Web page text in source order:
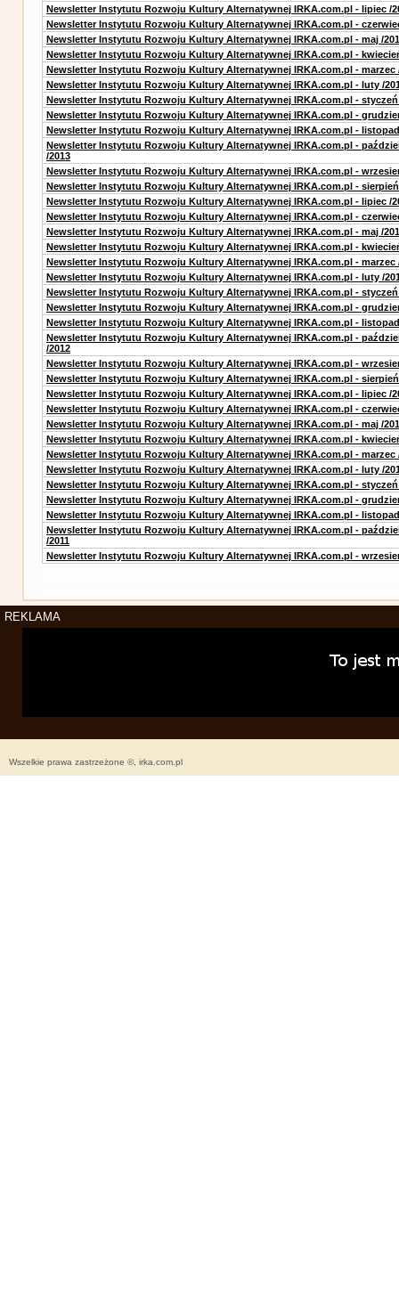
Newsletter Instytutu Rozwoju Kultury Alternatywnej IRKA.com.pl - lipiec /
Newsletter Instytutu Rozwoju Kultury Alternatywnej IRKA.com.pl -
Newsletter Instytutu Rozwoju Kultury Alternatywnej IRKA.com.pl - maj /
Newsletter Instytutu Rozwoju Kultury Alternatywnej IRKA.com.pl -
Newsletter Instytutu Rozwoju Kultury Alternatywnej IRKA.com.pl - marzec
Newsletter Instytutu Rozwoju Kultury Alternatywnej IRKA.com.pl - luty /
Newsletter Instytutu Rozwoju Kultury Alternatywnej IRKA.com.pl - styczeń
Newsletter Instytutu Rozwoju Kultury Alternatywnej IRKA.com.pl -
Newsletter Instytutu Rozwoju Kultury Alternatywnej IRKA.com.pl - listopad
Newsletter Instytutu Rozwoju Kultury Alternatywnej IRKA.com.pl -
/2013
Newsletter Instytutu Rozwoju Kultury Alternatywnej IRKA.com.pl -
Newsletter Instytutu Rozwoju Kultury Alternatywnej IRKA.com.pl - sierpień
Newsletter Instytutu Rozwoju Kultury Alternatywnej IRKA.com.pl - lipiec /
Newsletter Instytutu Rozwoju Kultury Alternatywnej IRKA.com.pl -
Newsletter Instytutu Rozwoju Kultury Alternatywnej IRKA.com.pl - maj /
Newsletter Instytutu Rozwoju Kultury Alternatywnej IRKA.com.pl -
Newsletter Instytutu Rozwoju Kultury Alternatywnej IRKA.com.pl - marzec
Newsletter Instytutu Rozwoju Kultury Alternatywnej IRKA.com.pl - luty /
Newsletter Instytutu Rozwoju Kultury Alternatywnej IRKA.com.pl - styczeń
Newsletter Instytutu Rozwoju Kultury Alternatywnej IRKA.com.pl -
Newsletter Instytutu Rozwoju Kultury Alternatywnej IRKA.com.pl - listopad
Newsletter Instytutu Rozwoju Kultury Alternatywnej IRKA.com.pl -
/2012
Newsletter Instytutu Rozwoju Kultury Alternatywnej IRKA.com.pl -
Newsletter Instytutu Rozwoju Kultury Alternatywnej IRKA.com.pl - sierpień
Newsletter Instytutu Rozwoju Kultury Alternatywnej IRKA.com.pl - lipiec /
Newsletter Instytutu Rozwoju Kultury Alternatywnej IRKA.com.pl -
Newsletter Instytutu Rozwoju Kultury Alternatywnej IRKA.com.pl - maj /
Newsletter Instytutu Rozwoju Kultury Alternatywnej IRKA.com.pl -
Newsletter Instytutu Rozwoju Kultury Alternatywnej IRKA.com.pl - marzec
Newsletter Instytutu Rozwoju Kultury Alternatywnej IRKA.com.pl - luty /
Newsletter Instytutu Rozwoju Kultury Alternatywnej IRKA.com.pl - styczeń
Newsletter Instytutu Rozwoju Kultury Alternatywnej IRKA.com.pl -
Newsletter Instytutu Rozwoju Kultury Alternatywnej IRKA.com.pl - listopad
Newsletter Instytutu Rozwoju Kultury Alternatywnej IRKA.com.pl -
/2011
Newsletter Instytutu Rozwoju Kultury Alternatywnej IRKA.com.pl -
REKLAMA
Wszelkie prawa zastrzeżone ©, irka.com.pl